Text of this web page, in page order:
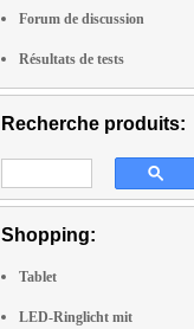
Forum de discussion
Résultats de tests
Recherche produits:
Shopping:
Tablet
LED-Ringlicht mit